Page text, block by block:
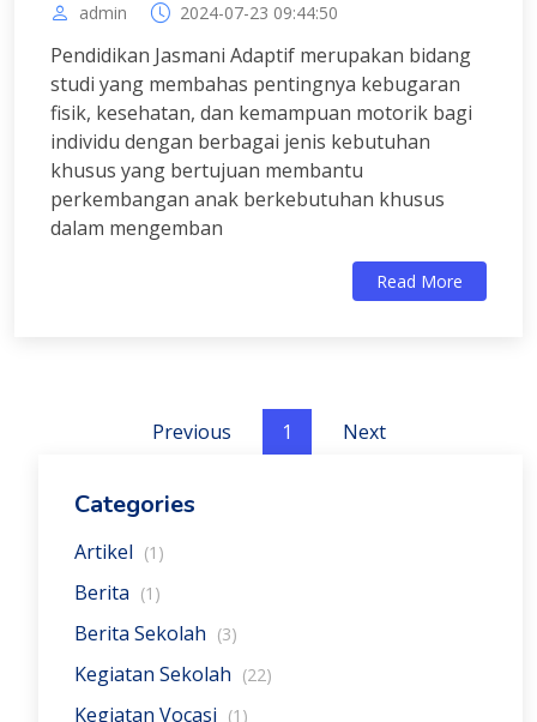
admin 2024-07-23 09:44:50
Pendidikan Jasmani Adaptif merupakan bidang
studi yang membahas pentingnya kebugaran
fisik, kesehatan, dan kemampuan motorik bagi
individu dengan berbagai jenis kebutuhan
khusus yang bertujuan membantu
perkembangan anak berkebutuhan khusus
dalam mengemban
Read More
Previous 1 Next
Categories
Artikel (1)
Berita (1)
Berita Sekolah (3)
Kegiatan Sekolah (22)
Kegiatan Vocasi (1)